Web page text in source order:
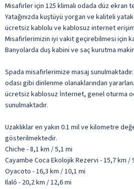
Misafirler için 125 klimalı odada düz ekran
Yatağınızda kuştüyü yorgan ve kaliteli
ücretsiz kablolu ve kablosuz internet
Misafirlerimizin iyi vakit geçirebilmesi için
Banyolarda duş kabini ve saç kurutma
Spada misafirlerimize masaj
odası gibi dinlenme olanaklarından
ücretsiz kablosuz İnternet, genel oturma
sunulmaktadır.
Uzaklıklar en yakın 0.1 mil ve kilometre
gösterilmektedir.
Chiche - 8,1 km / 5,1 mi
Cayambe Coca Ekolojik Rezervi - 15,7 km /
Oyacoto - 16,3 km / 10,1 mi
Ilaló - 20,2 km / 12,6 mi